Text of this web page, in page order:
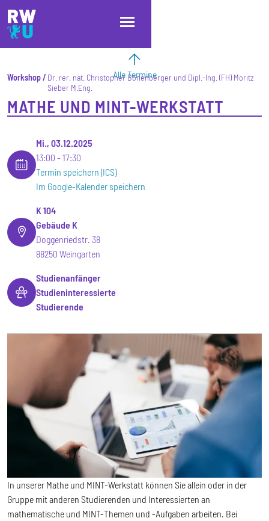
Direkt zum Inhalt
Direkt zur Hauptnavigation
Direkt zum Fußbereich
Alle Termine
Workshop
Dr. rer. nat. Christopher Bonenberger und Dipl.-Ing. (FH) Moritz
Sieber M.Eng.
MATHE UND MINT-WERKSTATT
Mi., 03.12.2025
13:00
17:30
Termin speichern (ICS)
Im Google-Kalender speichern
K 104
Gebäude K
Doggenriedstr. 38
88250 Weingarten
Studienanfänger
Studieninteressierte
Studierende
In unserer Mathe und MINT-Werkstatt können Sie allein oder in der
Gruppe mit anderen Studierenden und Interessierten an
mathematische und MINT-Themen und -Aufgaben arbeiten. Bei